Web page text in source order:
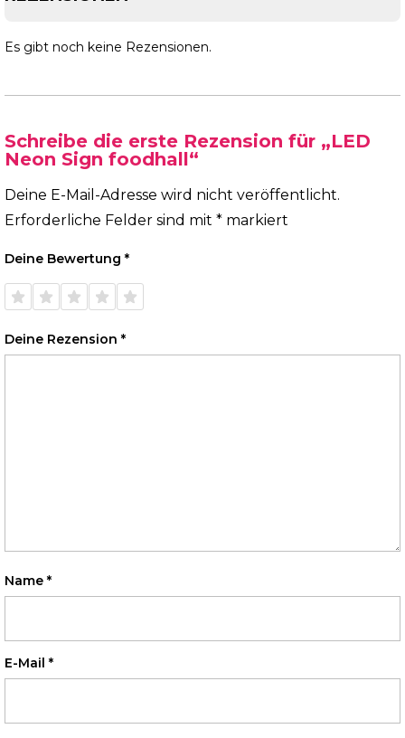
Es gibt noch keine Rezensionen.
Schreibe die erste Rezension für „LED
Neon Sign foodhall“
Deine E-Mail-Adresse wird nicht veröffentlicht.
Erforderliche Felder sind mit * markiert
Deine Bewertung *
1 von
5 Sternen
2 von
5 Sternen
3 von
5 Sternen
4 von
5 Sternen
5 von
5 Sternen
Deine Rezension *
Name *
E-Mail *